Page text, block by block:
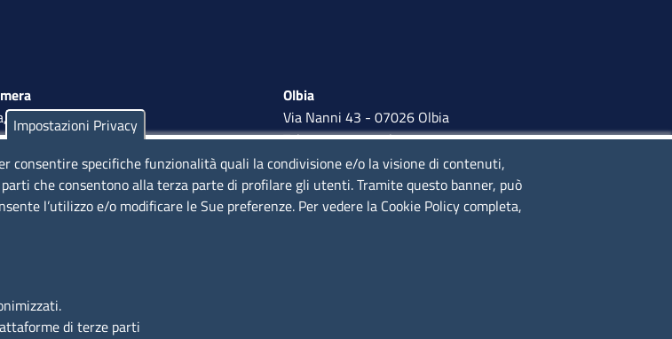
18 - 07100 Sassari
Fax 079 2638810
- 13,00; mercoledì pomeriggio:
Olbia
Via Nanni 43 - 07026 Olbia
Tel. 0789 66122 | 0789 69580
mail:ufficio.olbia@ss.camcom.it
lunedì al venerdì: 9,00 - 12,00; lunedì pomeriggio: 16,00 -
Impostazioni Privacy
consentire specifiche funzionalità quali la condivisione e/o la visione di contenuti,
che consentono alla terza parte di profilare gli utenti. Tramite questo banner, può
l’utilizzo e/o modificare le Sue preferenze. Per vedere la Cookie Policy completa,
di terze parti